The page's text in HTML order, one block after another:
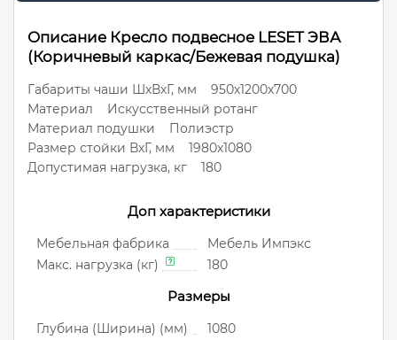
Описание Кресло подвесное LESET ЭВА
(Коричневый каркас/Бежевая подушка)
Габариты чаши ШхВхГ, мм 950х1200х700
Материал Искусственный ротанг
Материал подушки Полиэстр
Размер стойки ВхГ, мм 1980х1080
Допустимая нагрузка, кг 180
Доп характеристики
Мебельная фабрика
Мебель Импэкс
Макс. нагрузка (кг)
180
Размеры
Глубина (Ширина) (мм)
1080